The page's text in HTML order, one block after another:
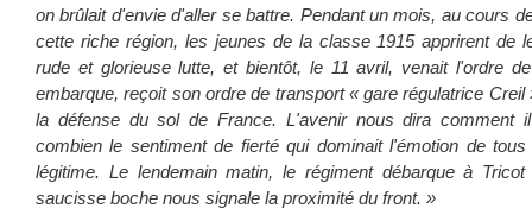
on brûlait d'envie d'aller se battre. Pendant un mois, au cours
cette riche région, les jeunes de la classe 1915 apprirent de
rude et glorieuse lutte, et bientôt, le 11 avril, venait l'ordre
embarque, reçoit son ordre de transport « gare régulatrice Creil
la défense du sol de France. L'avenir nous dira comment
combien le sentiment de fierté qui dominait l'émotion de
légitime. Le lendemain matin, le régiment débarque à
saucisse boche nous signale la proximité du front. »